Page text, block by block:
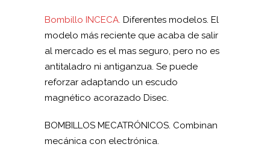
Bombillo INCECA. Diferentes modelos. El
modelo más reciente que acaba de salir
al mercado es el mas seguro, pero no es
antitaladro ni antiganzua. Se puede
reforzar adaptando un escudo
magnético acorazado Disec.
BOMBILLOS MECATRÓNICOS. Combinan
mecánica con electrónica.